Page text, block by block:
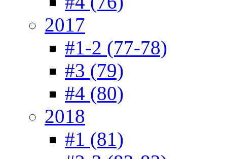
2017
#1-2 (77-78)
#3 (79)
#4 (80)
2018
#1 (81)